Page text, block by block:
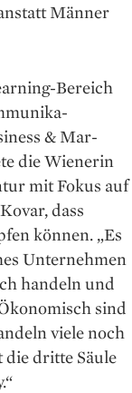
Männer
Bereich
& Mar­
die Wienerin
mit Fokus auf
dass
können. „Es
Unternehmen
handeln und
sind
viele noch
die dritte Säule